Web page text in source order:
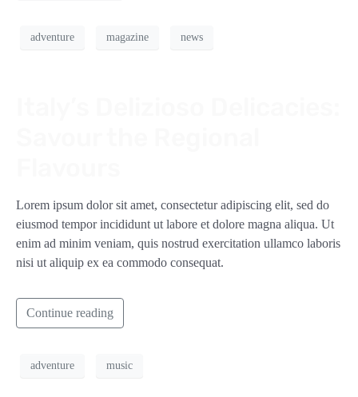
adventure magazine news
Lorem ipsum dolor sit amet, consectetur adipiscing elit, sed do
eiusmod tempor incididunt ut labore et dolore magna aliqua. Ut
enim ad minim veniam, quis nostrud exercitation ullamco laboris
nisi ut aliquip ex ea commodo consequat.
Continue reading
adventure music